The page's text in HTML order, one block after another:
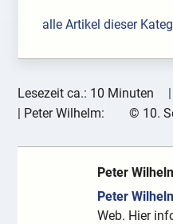
alle Artikel dieser
Lesezeit ca.: 10 Minuten
| Peter Wilhelm: © 10.
Peter
Peter
Web. Hier